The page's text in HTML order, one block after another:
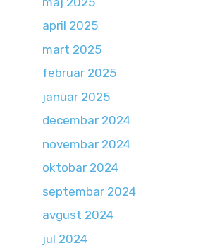
april 2025
mart 2025
februar 2025
januar 2025
decembar 2024
novembar 2024
oktobar 2024
septembar 2024
avgust 2024
jul 2024